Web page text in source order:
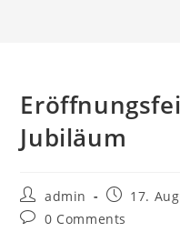
Jubiläum
admin 17.
0 Comments